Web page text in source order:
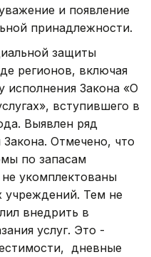
и появление
принадлежности.
защиты
регионов, включая
исполнения Закона «О
вступившего в
Выявлен ряд
Отмечено, что
по запасам
укомплектованы
Тем не
внедрить в
услуг. Это -
дневные